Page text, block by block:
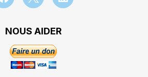
NOUS AIDER